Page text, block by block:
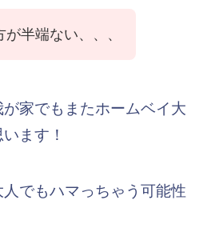
半端ない、、、
家でもまたホームベイ大
ます！
でもハマっちゃう可能性